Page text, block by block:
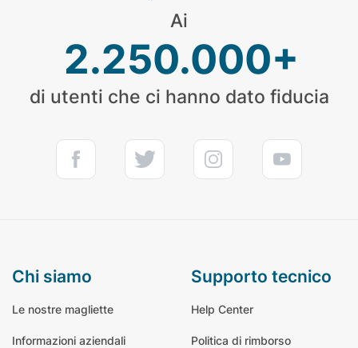
Ai
2.250.000+
di utenti che ci hanno dato fiducia
chi siamo
Le nostre magliette
Informazioni aziendali
supporto tecnico
Help Center
Politica di rimborso